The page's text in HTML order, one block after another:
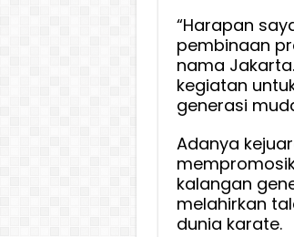
“Harapan
pembinaan
nama
kegiatan
generasi
Adanya
kalangan
melahirkan
dunia karate.